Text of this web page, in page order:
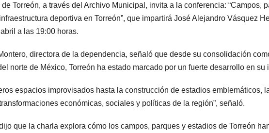
Torreón, a través del Archivo Municipal, invita a la conferencia: “Campos,
deportiva en Torreón”, que impartirá José Alejandro Vásquez
a las 19:00 horas.
directora de la dependencia, señaló que desde su consolidación
norte de México, Torreón ha estado marcado por un fuerte desarrollo en su
espacios improvisados hasta la construcción de estadios emblemáticos,
económicas, sociales y políticas de la región”, señaló.
que la charla explora cómo los campos, parques y estadios de Torreón